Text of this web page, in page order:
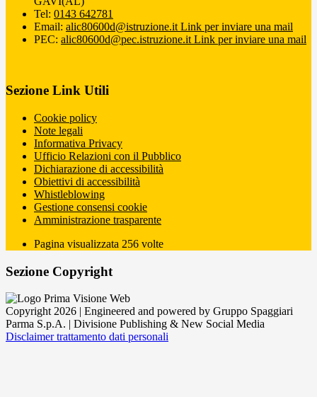
Tel: 0143 642781
Email: alic80600d@istruzione.it Link per inviare una mail
PEC: alic80600d@pec.istruzione.it Link per inviare una mail
Sezione Link Utili
Cookie policy
Note legali
Informativa Privacy
Ufficio Relazioni con il Pubblico
Dichiarazione di accessibilità
Obiettivi di accessibilità
Whistleblowing
Gestione consensi cookie
Amministrazione trasparente
Pagina visualizzata 256 volte
Sezione Copyright
Copyright 2026 | Engineered and powered by Gruppo Spaggiari
Parma S.p.A. | Divisione Publishing & New Social Media
Disclaimer trattamento dati personali